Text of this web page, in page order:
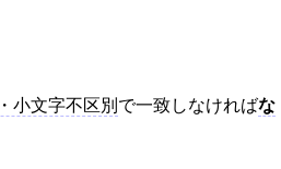
小文字不区別 で一致しなければな